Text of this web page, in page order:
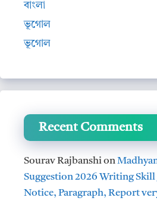
বাংলা
ভূগোল
ভূগোল
Recent Comments
Sourav Rajbanshion
Suggestion 2026 Writing Skill
Notice, Paragraph, Report